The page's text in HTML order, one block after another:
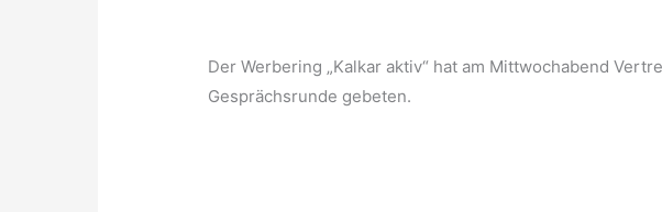
Der Werbering „Kalkar aktiv“ hat am Mittwochabend
Gesprächsrunde gebeten.